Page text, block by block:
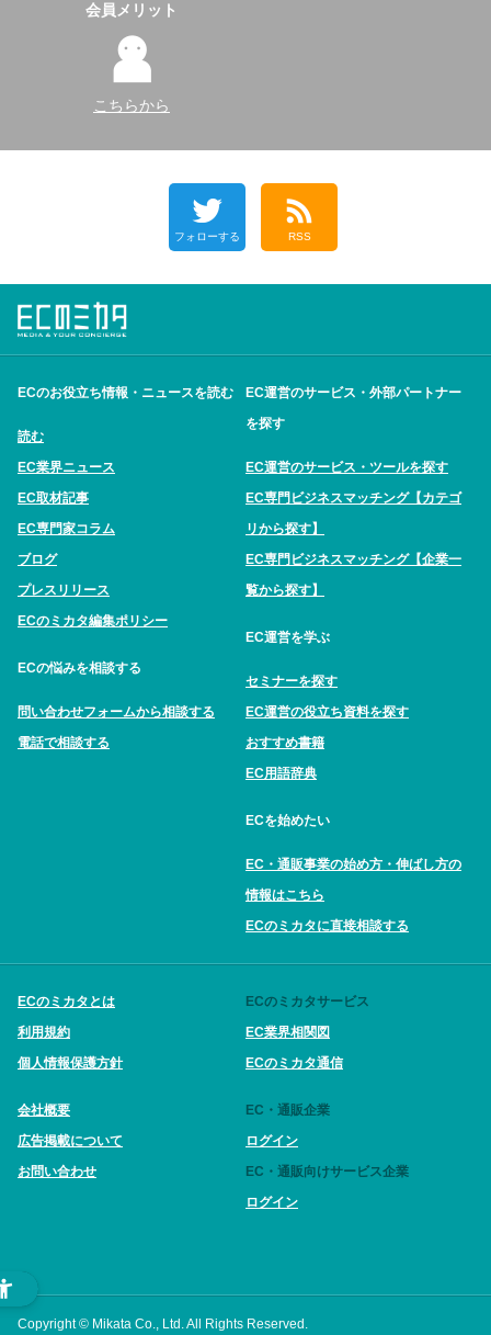
会員メリット
こちらから
フォローする RSS
ECのお役立ち情報・ニュースを読む
読む
EC業界ニュース
EC取材記事
EC専門家コラム
ブログ
プレスリリース
ECのミカタ編集ポリシー
ECの悩みを相談する
問い合わせフォームから相談する
電話で相談する
EC運営のサービス・外部パートナー
を探す
EC運営のサービス・ツールを探す
EC専門ビジネスマッチング【カテゴ
リから探す】
EC専門ビジネスマッチング【企業一
覧から探す】
EC運営を学ぶ
セミナーを探す
EC運営の役立ち資料を探す
おすすめ書籍
EC用語辞典
ECを始めたい
EC・通販事業の始め方・伸ばし方の
情報はこちら
ECのミカタに直接相談する
ECのミカタとは
利用規約
個人情報保護方針
会社概要
広告掲載について
お問い合わせ
ECのミカタサービス
EC業界相関図
ECのミカタ通信
EC・通販企業
ログイン
EC・通販向けサービス企業
ログイン
Copyright © Mikata Co., Ltd. All Rights Reserved.